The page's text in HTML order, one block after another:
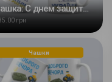
Чашка: С днем защитника Украины
грн
Чашки